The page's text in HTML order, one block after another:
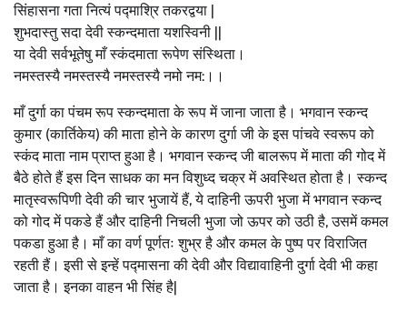
सिंहासना गता नित्यं पद्माश्रि तकरद्वया |
शुभदास्तु सदा देवी स्कन्दमाता यशस्विनी ||
या देवी सर्वभू‍तेषु माँ स्कंदमाता रूपेण संस्थिता।
नमस्तस्यै नमस्तस्यै नमस्तस्यै नमो नम:।।
माँ दुर्गा का पंचम रूप स्कन्दमाता के रूप में जाना जाता है। भगवान स्कन्द
कुमार (कार्तिकेय) की माता होने के कारण दुर्गा जी के इस पांचवे स्वरूप को
स्कंद माता नाम प्राप्त हुआ है। भगवान स्कन्द जी बालरूप में माता की गोद में
बैठे होते हैं इस दिन साधक का मन विशुध्द चक्र में अवस्थित होता है। स्कन्द
मातृस्वरूपिणी देवी की चार भुजायें हैं, ये दाहिनी ऊपरी भुजा में भगवान स्कन्द
को गोद में पकडे हैं और दाहिनी निचली भुजा जो ऊपर को उठी है, उसमें कमल
पकडा हुआ है। माँ का वर्ण पूर्णतः शुभ्र है और कमल के पुष्प पर विराजित
रहती हैं। इसी से इन्हें पद्मासना की देवी और विद्यावाहिनी दुर्गा देवी भी कहा
जाता है। इनका वाहन भी सिंह है|